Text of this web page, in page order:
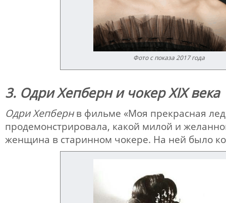
Фото с показа 2017 года
3. Одри Хепберн и чокер XIX века
Одри Хепбернв фильме «Моя прекрасная
продемонстрировала, какой милой и
женщина в старинном чокере. На ней было